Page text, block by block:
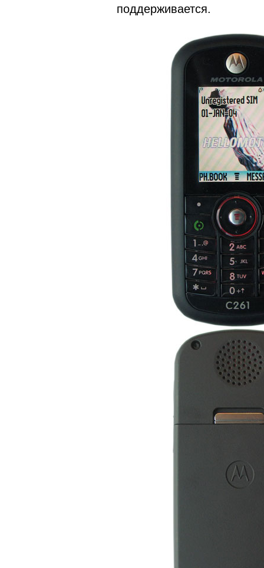
поддерживается.